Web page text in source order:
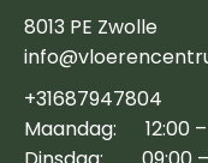
8013 PE Zwolle
+31687947804
Maandag: 12:00 –